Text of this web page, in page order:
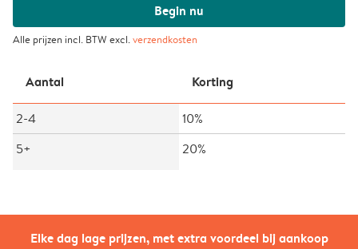
Elke dag lage prijzen, met extra voordeel bij aankoop
Begin nu
Alle prijzen incl. BTW excl.verzendkosten
Aantal Korting
2-4
10%
5+
20%